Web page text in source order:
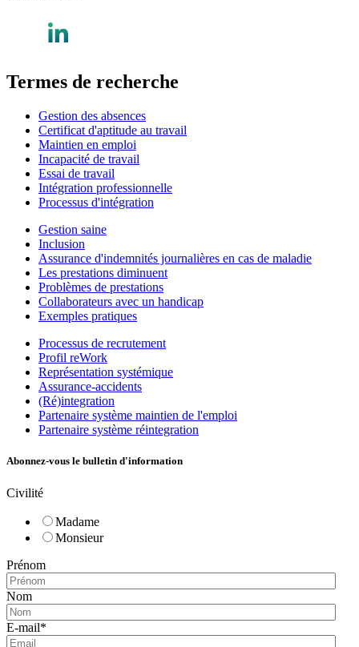
Termes de recherche
Gestion des absences
Certificat d'aptitude au travail
Maintien en emploi
Incapacité de travail
Essai de travail
Intégration professionnelle
Processus d'intégration
Gestion saine
Inclusion
Assurance d'indemnités journalières en cas de maladie
Les prestations diminuent
Problèmes de prestations
Collaborateurs avec un handicap
Exemples pratiques
Processus de recrutement
Profil reWork
Représentation systémique
Assurance-accidents
(Ré)integration
Partenaire système maintien de l'emploi
Partenaire système réintegration
Abonnez-vous le bulletin d'information
Civilité
Madame
Monsieur
Prénom
Nom
E-mail*